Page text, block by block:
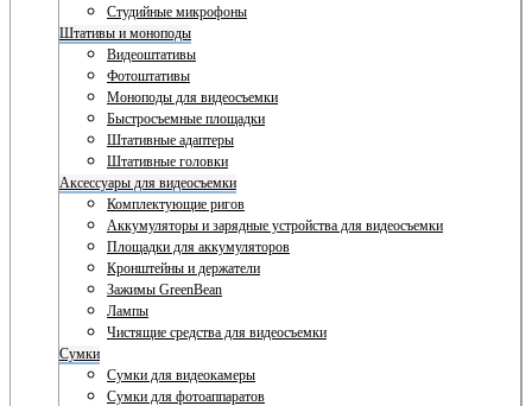
Студийные микрофоны
Штативы и моноподы
Видеоштативы
Фотоштативы
Моноподы для видеосъемки
Быстросъемные площадки
Штативные адаптеры
Штативные головки
Аксессуары для видеосъемки
Комплектующие ригов
Аккумуляторы и зарядные устройства для видеосъемки
Площадки для аккумуляторов
Кронштейны и держатели
Зажимы GreenBean
Лампы
Чистящие средства для видеосъемки
Сумки
Сумки для видеокамеры
Сумки для фотоаппаратов